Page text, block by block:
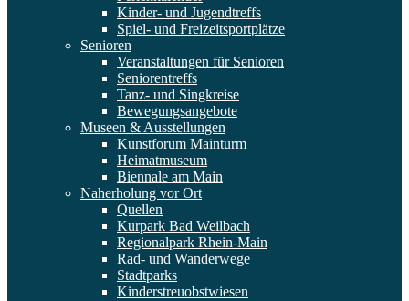
Kinder- und Jugendtreffs
Spiel- und Freizeitsportplätze
Senioren
Veranstaltungen für Senioren
Seniorentreffs
Tanz- und Singkreise
Bewegungsangebote
Museen & Ausstellungen
Kunstforum Mainturm
Heimatmuseum
Biennale am Main
Naherholung vor Ort
Quellen
Kurpark Bad Weilbach
Regionalpark Rhein-Main
Rad- und Wanderwege
Stadtparks
Kinderstreuobstwiesen